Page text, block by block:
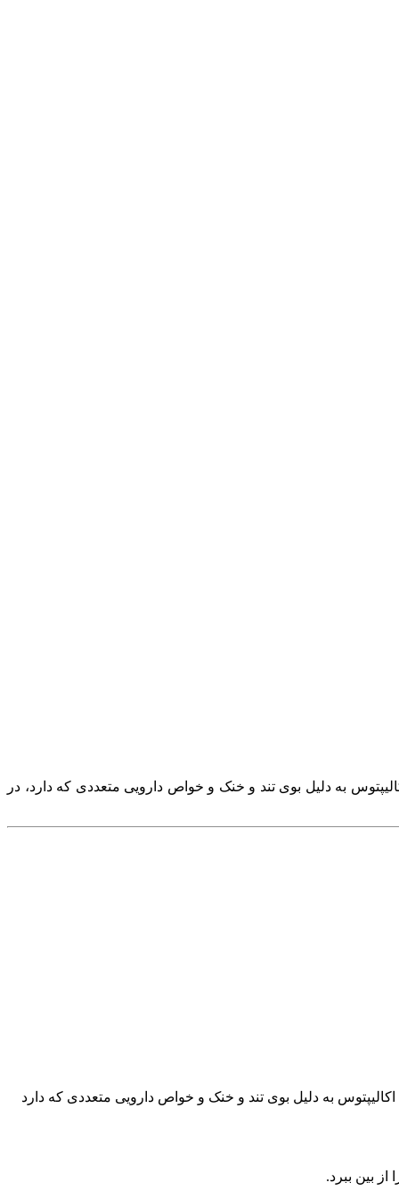
است. این درخت بیش از 700 گونه مختلف دارد. روغن اکالیپتوس به دلیل بوی تند و خنک و خواص دارویی متعددی که دارد، در
است، استخراج می شود. این درخت بیش از 700 گونه مختلف دارد و روغن اکالیپتوس به دلیل بوی تند و خنک و خواص دارویی متعددی که دارد
بین ببرد.